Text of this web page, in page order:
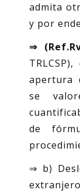
admita
y por
⇒
apertura
se
de
⇒ b)